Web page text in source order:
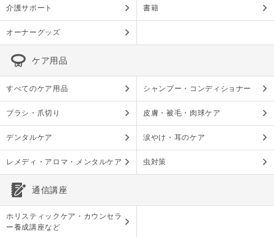
介護サポート 書籍
オーナーグッズ
ケア用品
すべてのケア用品 シャンプー・コンディショナー
ブラシ・爪切り 皮膚・被毛・肉球ケア
デンタルケア 涙やけ・耳のケア
レメディ・アロマ・メンタルケア 虫対策
通信講座
ホリスティックケア・カウンセラ
ー養成講座など